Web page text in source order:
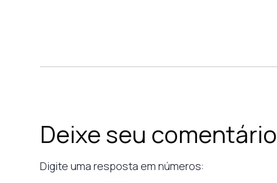
Deixe seu comentário
Digite uma resposta em números: